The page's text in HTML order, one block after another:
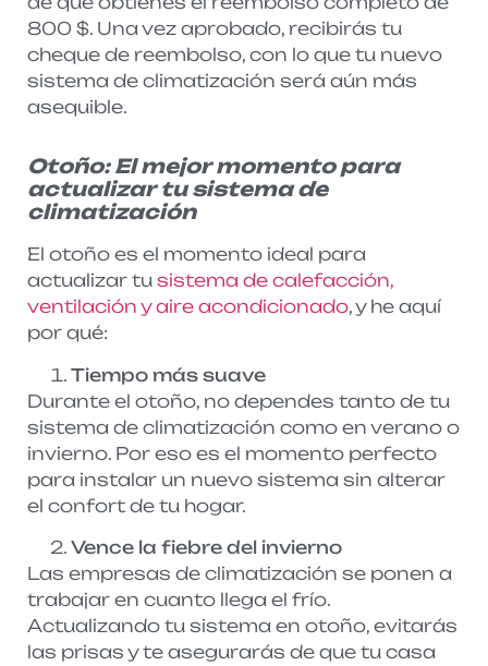
800 $. Una vez aprobado, recibirás tu
cheque de reembolso, con lo que tu nuevo
sistema de climatización será aún más
asequible.
Otoño: El mejor momento para
actualizar tu sistema de
climatización
El otoño es el momento ideal para
actualizar tu sistema de calefacción,
ventilación y aire acondicionado, y he aquí
por qué:
Tiempo más suave
Durante el otoño, no dependes tanto de tu
sistema de climatización como en verano o
invierno. Por eso es el momento perfecto
para instalar un nuevo sistema sin alterar
el confort de tu hogar.
Vence la fiebre del invierno
Las empresas de climatización se ponen a
trabajar en cuanto llega el frío.
Actualizando tu sistema en otoño, evitarás
las prisas y te asegurarás de que tu casa